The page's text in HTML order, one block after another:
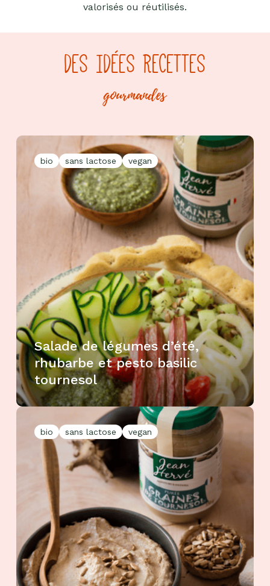
valorisés ou réutilisés.
DES IDÉES RECETTES
gourmandes
bio sans lactose vegan
Salade de légumes d’été,
rhubarbe et pesto basilic
tournesol
bio sans lactose vegan